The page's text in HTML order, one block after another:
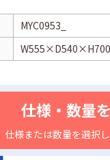
MYC0953_
仕様・数量
仕様または数量を選択し